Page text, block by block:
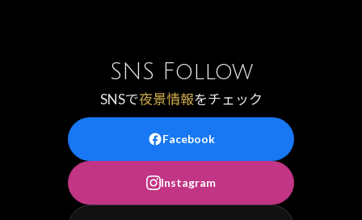
SNS Follow
SNSで夜景情報をチェック
Facebook
Instagram